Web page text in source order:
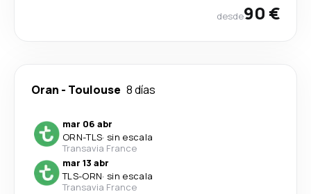
desde90 €
Oran - Toulouse 8 días
mar 06 abr
ORN-TLS· sin escala
Transavia France
mar 13 abr
TLS-ORN· sin escala
Transavia France